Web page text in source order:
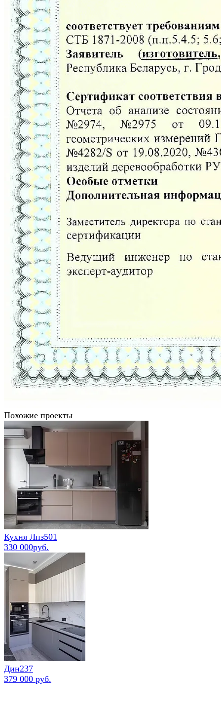
Похожие проекты
Кухня Лпз501
330 000руб.
Дин237
379 000 руб.